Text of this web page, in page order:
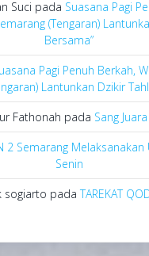
Suci pada Suasana Pagi
(Tengaran)
Bersama”
Pagi Penuh Berkah,
Lantunkan Dzikir
Fathonah pada Sang Juara
2 Semarang Melaksanakan
Senin
sogiarto padaTAREKAT